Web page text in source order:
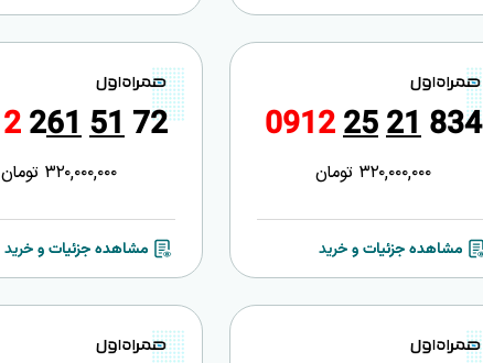
09122521834
320,000,000 تومان
مشاهده جزئیات و خرید
22615172
320,000,000 تومان
مشاهده جزئیات و خرید